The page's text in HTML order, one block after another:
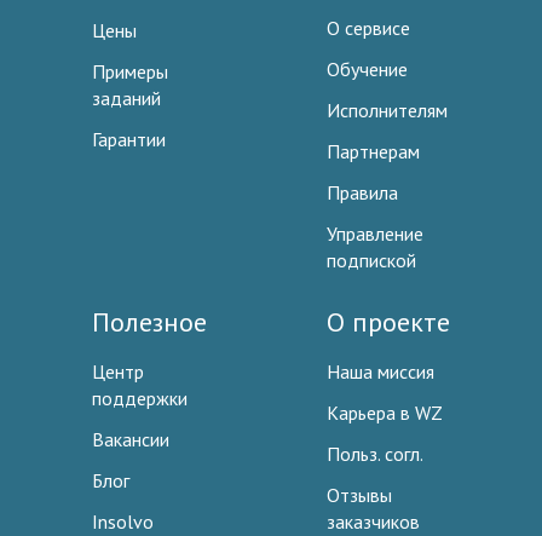
Цены
Примеры
заданий
Гарантии
О сервисе
Обучение
Исполнителям
Партнерам
Правила
Управление
подпиской
Полезное
Центр
поддержки
Вакансии
Блог
Insolvo
О проекте
Наша миссия
Карьера в WZ
Польз. согл.
Отзывы
заказчиков